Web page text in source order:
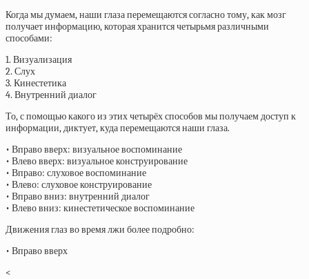
Когда мы думаем, наши глаза перемещаются согласно тому, как мозг
получает информацию, которая хранится четырьмя различными
способами:
1. Визуализация
2. Слух
3. Кинестетика
4. Внутренний диалог
То, с помощью какого из этих четырёх способов мы получаем доступ к
информации, диктует, куда перемещаются наши глаза.
• Вправо вверх: визуальное воспоминание
• Влево вверх: визуальное конструирование
• Вправо: слуховое воспоминание
• Влево: слуховое конструирование
• Вправо вниз: внутренний диалог
• Влево вниз: кинестетическое воспоминание
Движения глаз во время лжи более подробно:
• Вправо вверх
<